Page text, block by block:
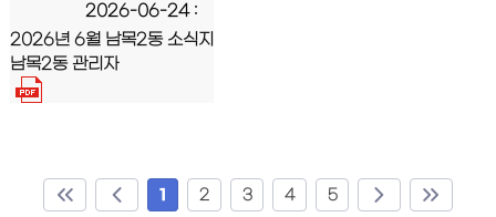
2026-06-24
2026년 6월 남목2동 소식지
남목2동 관리자
1 2 3 4 5